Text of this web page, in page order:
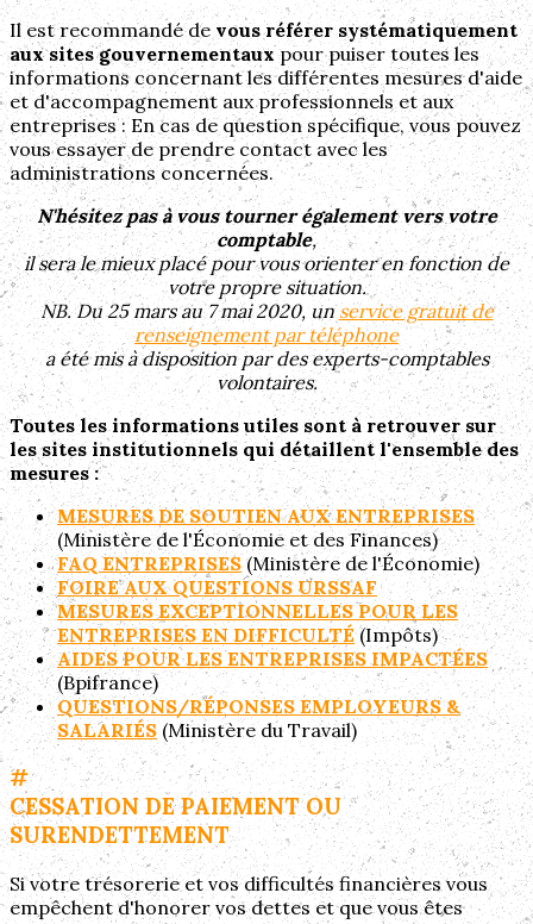
Il est recommandé de vous référer systématiquement
aux sites gouvernementauxpour puiser toutes les
informations concernant les différentes mesures d'aide
et d'accompagnement aux professionnels et aux
entreprises : En cas de question spécifique, vous pouvez
vous essayer de prendre contact avec les
administrations concernées.
N'hésitez pas à vous tourner également vers votre
comptable,
il sera le mieux placé pour vous orienter en fonction de
votre propre situation.
NB. Du 25 mars au 7 mai 2020, unservice gratuit de
renseignement par téléphone
a été mis à disposition par des experts-comptables
volontaires.
Toutes les informations utiles sont à retrouver sur
les sites institutionnels qui détaillent l'ensemble des
mesures :
MESURES DE SOUTIEN AUX ENTREPRISES
(Ministère de l'Économie et des Finances)
FAQ ENTREPRISES(Ministère de l'Économie)
FOIRE AUX QUESTIONS URSSAF
MESURES EXCEPTIONNELLES POUR LES
ENTREPRISES EN DIFFICULTÉ (Impôts)
AIDES POUR LES ENTREPRISES IMPACTÉES
(Bpifrance)
QUESTIONS/RÉPONSES EMPLOYEURS &
SALARIÉS (Ministère du Travail)
#
CESSATION DE PAIEMENT OU
SURENDETTEMENT
Si votre trésorerie et vos difficultés financières vous
empêchent d'honorer vos dettes et que vous êtes